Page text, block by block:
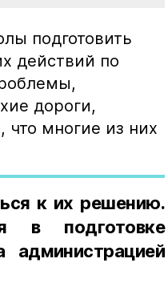
подготовить
действий по
дороги,
что многие из них
к их решению.
в подготовке
администрацией